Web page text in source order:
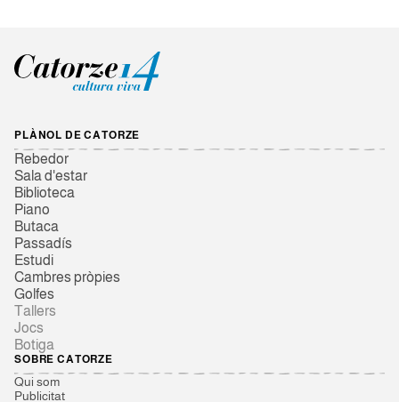
PLÀNOL DE CATORZE
Rebedor
Sala d'estar
Biblioteca
Piano
Butaca
Passadís
Estudi
Cambres pròpies
Golfes
Tallers
Jocs
Botiga
SOBRE CATORZE
Qui som
Publicitat